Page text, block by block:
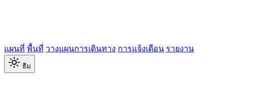
แผนที่ พื้นที่ วางแผนการเดินทาง การแจ้งเตือน รายงาน
ธีม